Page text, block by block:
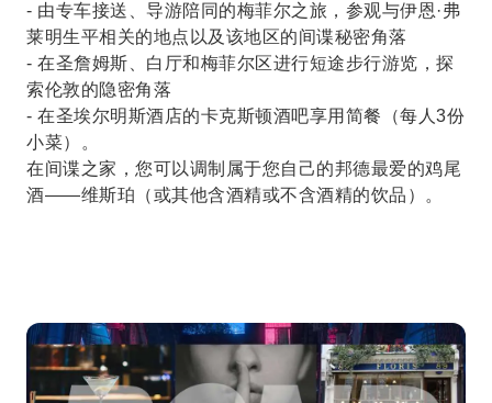
- 由专车接送、导游陪同的梅菲尔之旅，参观与伊恩·弗
莱明生平相关的地点以及该地区的间谍秘密角落
- 在圣詹姆斯、白厅和梅菲尔区进行短途步行游览，探
索伦敦的隐密角落
- 在圣埃尔明斯酒店的卡克斯顿酒吧享用简餐（每人3份
小菜）。
在间谍之家，您可以调制属于您自己的邦德最爱的鸡尾
酒——维斯珀（或其他含酒精或不含酒精的饮品）。